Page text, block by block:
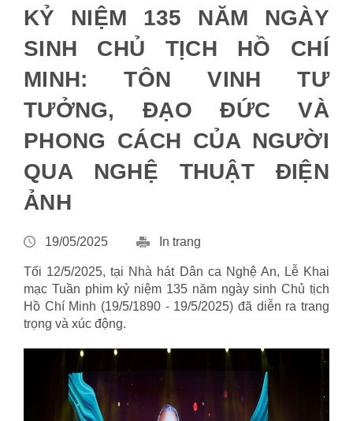
KỶ NIỆM 135 NĂM NGÀY
SINH CHỦ TỊCH HỒ CHÍ
MINH: TÔN VINH TƯ
TƯỞNG, ĐẠO ĐỨC VÀ
PHONG CÁCH CỦA NGƯỜI
QUA NGHỆ THUẬT ĐIỆN
ẢNH
19/05/2025 In trang
Tối 12/5/2025, tại Nhà hát Dân ca Nghệ An, Lễ Khai
mạc Tuần phim kỷ niệm 135 năm ngày sinh Chủ tịch
Hồ Chí Minh (19/5/1890 - 19/5/2025) đã diễn ra trang
trọng và xúc động.